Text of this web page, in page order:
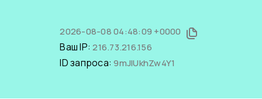
2026-08-08 04:48:09 +0000
Ваш IP:216.73.216.156
ID запроса:9mJlUkhZw4Y1